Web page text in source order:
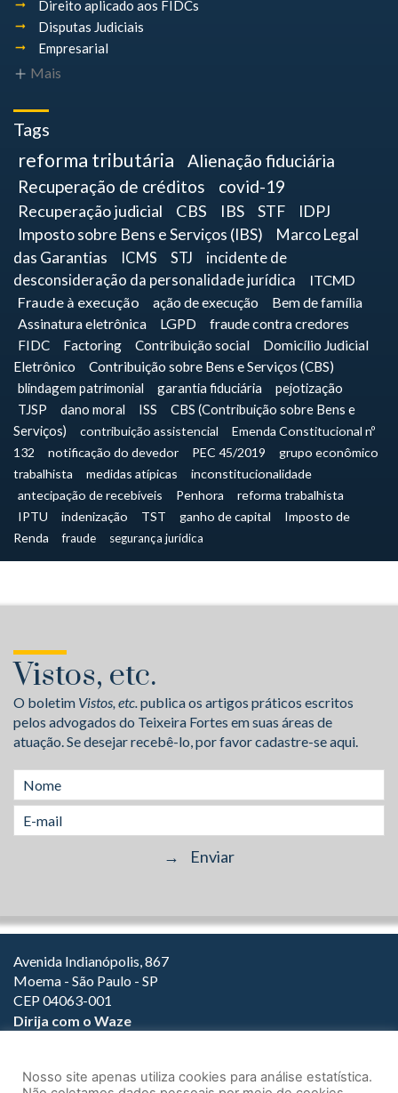
Direito aplicado aos FIDCs
Disputas Judiciais
Empresarial
Mais
Tags
reforma tributária
Alienação fiduciária
Recuperação de créditos
covid-19
Recuperação judicial CBS IBS STF
IDPJ
Imposto sobre Bens e Serviços (IBS)
Marco Legal
das Garantias
ICMS STJ
incidente de
desconsideração da personalidade jurídica
ITCMD
Fraude à execução
ação de execução
Bem de família
Assinatura eletrônica
LGPD fraude contra credores
FIDC Factoring Contribuição social
Domicílio Judicial
Eletrônico
Contribuição sobre Bens e Serviços (CBS)
blindagem patrimonial
garantia fiduciária
pejotização
TJSP
dano moral ISS
CBS (Contribuição sobre Bens e
Serviços)
contribuição assistencial
Emenda Constitucional nº
132
notificação do devedor PEC 45/2019
grupo econômico
trabalhista
medidas atípicas
inconstitucionalidade
antecipação de recebíveis
Penhora
reforma trabalhista
IPTU
indenização TST ganho de capital
Imposto de
Renda
fraude segurança jurídica
Vistos, etc.
O boletim Vistos, etc.publica os artigos práticos escritos
pelos advogados do Teixeira Fortes em suas áreas de
atuação. Se desejar recebê-lo, por favor cadastre-se aqui.
Avenida Indianópolis, 867
Moema - São Paulo - SP
CEP 04063-001
Dirija com o Waze
(11) 3147-1800
Nosso site apenas utiliza cookies para análise estatística.